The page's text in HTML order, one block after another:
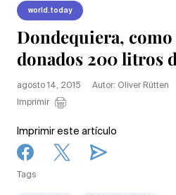
world.today
Dondequiera,
donados 200 litros
agosto 14, 2015
Autor: Oliver Rütten
Imprimir
Imprimir este artículo
Tags